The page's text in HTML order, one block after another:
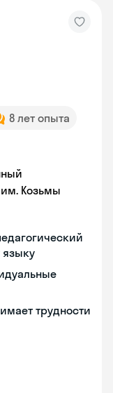
8 лет опыта
Козьмы
языку
трудности